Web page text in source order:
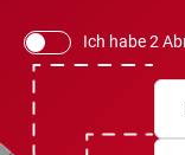
Ich habe 2